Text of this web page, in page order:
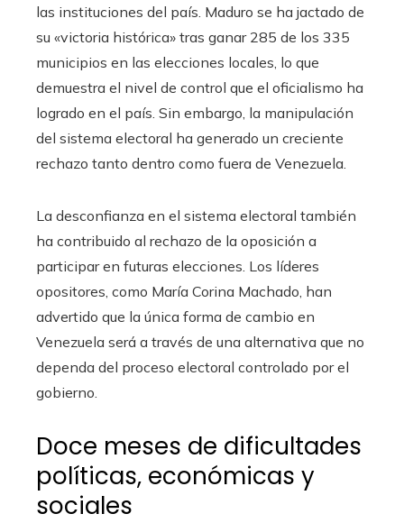
las instituciones del país. Maduro se ha jactado de
su «victoria histórica» tras ganar 285 de los 335
municipios en las elecciones locales, lo que
demuestra el nivel de control que el oficialismo ha
logrado en el país. Sin embargo, la manipulación
del sistema electoral ha generado un creciente
rechazo tanto dentro como fuera de Venezuela.
La desconfianza en el sistema electoral también
ha contribuido al rechazo de la oposición a
participar en futuras elecciones. Los líderes
opositores, como María Corina Machado, han
advertido que la única forma de cambio en
Venezuela será a través de una alternativa que no
dependa del proceso electoral controlado por el
gobierno.
Doce meses de dificultades
políticas, económicas y
sociales